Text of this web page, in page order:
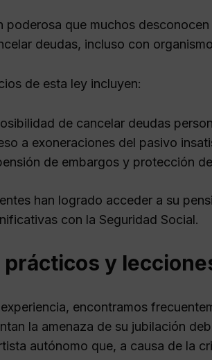
poderosa que muchos desconocen
deudas, incluso con
de esta ley incluyen:
de cancelar deudas
a exoneraciones del pasivo
de embargos y protección
han logrado acceder a su
con la Seguridad Social.
prácticos y
encontramos
la amenaza de su jubilación
autónomo que, a causa de la